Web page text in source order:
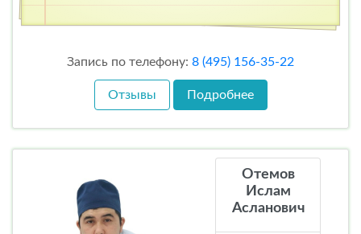
Запись по телефону: 8 (495) 156-35-22
Отзывы Подробнее
Отемов
Ислам
Асланович